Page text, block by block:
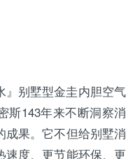
别墅型金圭内胆空气
斯143年来不断洞察消
成果。它不但给别墅消
速度、更节能环保、更